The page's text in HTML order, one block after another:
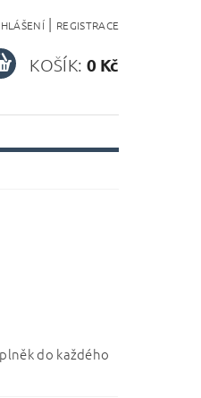
| REGISTRACE
KOŠÍK: 0 Kč
do každého